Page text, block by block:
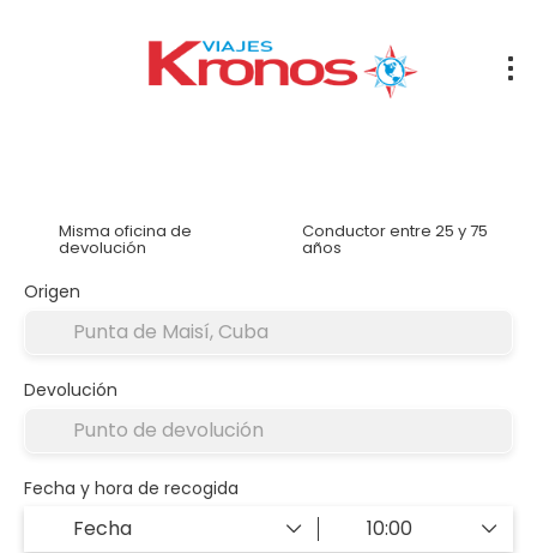
Misma oficina de
devolución
Conductor entre 25 y 75
años
Origen
Devolución
Fecha y hora de recogida